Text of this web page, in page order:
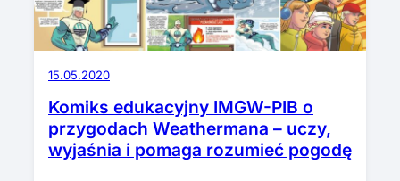
15.05.2020
Komiks edukacyjny IMGW-PIB o
przygodach Weathermana – uczy,
wyjaśnia i pomaga rozumieć pogodę